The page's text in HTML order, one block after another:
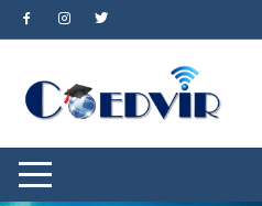
Saltar
al